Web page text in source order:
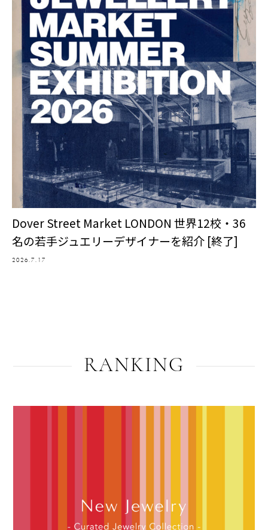
Dover Street Market LONDON 世界12校・36
名の若手ジュエリーデザイナーを紹介 [終了]
2026.7.17
RANKING